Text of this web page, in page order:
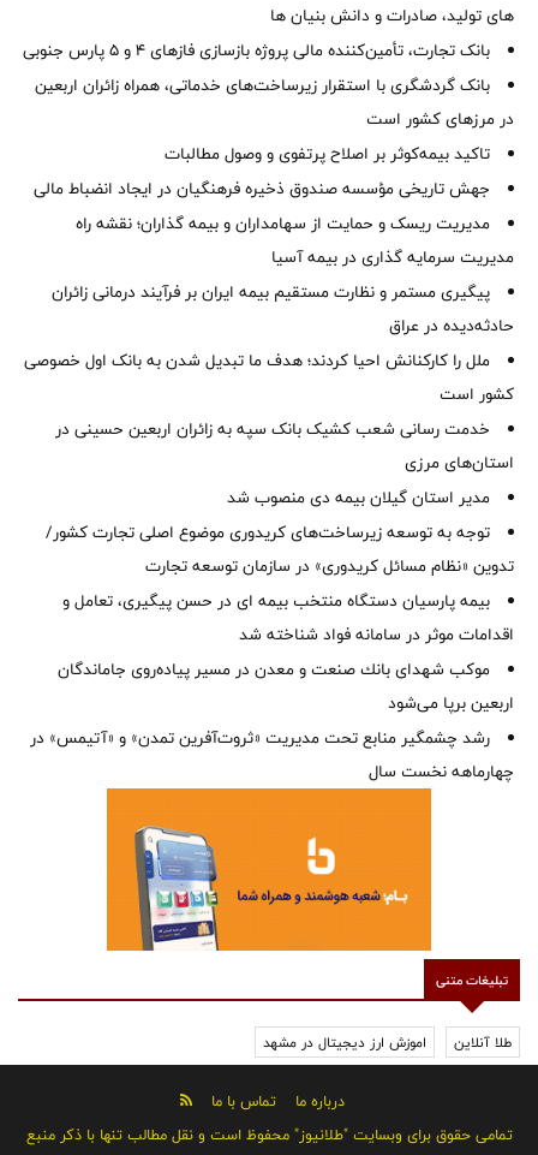
های تولید، صادرات و دانش بنیان ها
بانک تجارت، تأمین‌کننده مالی پروژه بازسازی فازهای ۴ و ۵ پارس جنوبی
بانک گردشگری با استقرار زیرساخت‌های خدماتی، همراه زائران اربعین
در مرزهای کشور است
تاکید بیمه‌کوثر بر اصلاح پرتفوی و وصول مطالبات ‌
جهش تاریخی مؤسسه صندوق ذخیره فرهنگیان در ایجاد انضباط مالی
مدیریت ریسک و حمایت از سهامداران و بیمه گذاران؛ نقشه راه
مدیریت سرمایه گذاری در بیمه آسیا
پیگیری مستمر و نظارت مستقیم بیمه ایران بر فرآیند درمانی زائران
حادثه‌دیده در عراق
ملل را کارکنانش احیا کردند؛ هدف ما تبدیل شدن به بانک اول خصوصی
کشور است
خدمت رسانی شعب کشیک بانک سپه به زائران اربعین حسینی در
استان‌‌های مرزی
‌مدیر استان گیلان بیمه دی منصوب شد
توجه به توسعه زیرساخت‌های کریدوری موضوع اصلی تجارت کشور/
تدوین «نظام مسائل کریدوری» در سازمان توسعه تجارت
بیمه پارسیان دستگاه منتخب بیمه ای در حسن پیگیری، تعامل و
اقدامات موثر در سامانه فواد شناخته شد
موكب شهدای بانك صنعت و معدن در مسیر پیاده‌روی جاماندگان
اربعین برپا می‌شود
رشد چشمگیر منابع تحت مدیریت «ثروت‌آفرین تمدن» و «آتیمس» در
چهارماهه نخست سال
تبلیغات متنی
طلا آنلاین اموزش ارز دیجیتال در مشهد
درباره ما
تماس با ما
تمامی حقوق برای وبسایت "طلانیوز" محفوظ است و نقل مطالب تنها با ذکر منبع